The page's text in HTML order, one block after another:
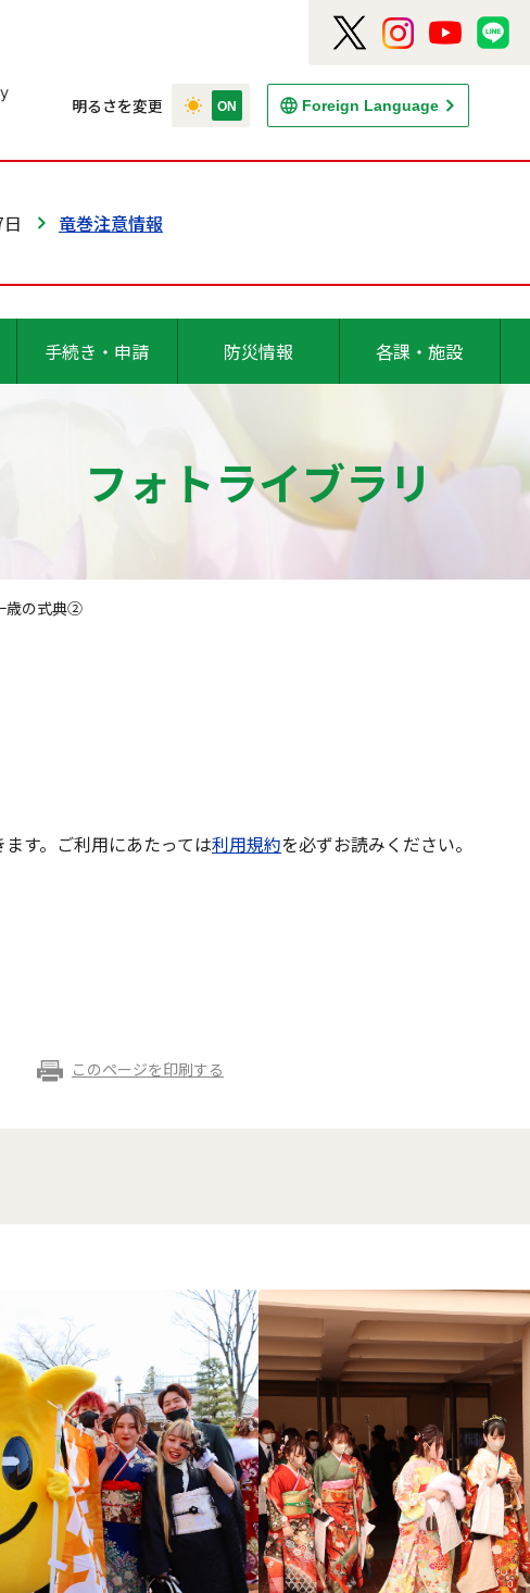
明るさを変更 Foreign Language
竜巻注意情報
手続き・申請 防災情報 各課・施設
フォトライブラリ
歳の式典②
す。ご利用にあたっては利用規約を必ずお読みください。
このページを印刷する